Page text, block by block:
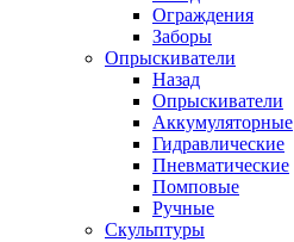
Ограждения
Заборы
Опрыскиватели
Назад
Опрыскиватели
Аккумуляторные
Гидравлические
Пневматические
Помповые
Ручные
Скульптуры